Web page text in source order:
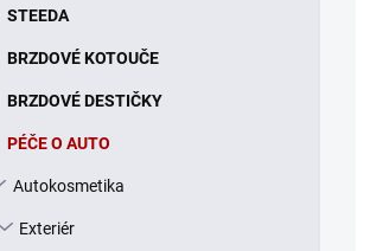
STEEDA
BRZDOVÉ KOTOUČE
BRZDOVÉ DESTIČKY
PÉČE O AUTO
Autokosmetika
Exteriér